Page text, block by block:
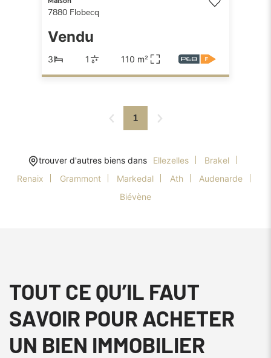
7880 Flobecq
Vendu
3 1 110 m²
1
trouver d'autres biens dans Ellezelles
Brakel
Renaix
Grammont Markedal Ath
Audenarde
Biévène
TOUT CE QU’IL FAUT
SAVOIR POUR ACHETER
UN BIEN IMMOBILIER